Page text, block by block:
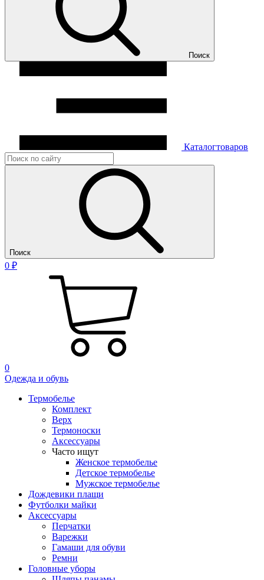
Поиск
Каталогтоваров
Поиск
0 ₽
0
Одежда и обувь
Термобелье
Комплект
Верх
Термоноски
Аксессуары
Часто ищут
Женское термобелье
Детское термобелье
Мужское термобелье
Дождевики плащи
Футболки майки
Аксессуары
Перчатки
Варежки
Гамаши для обуви
Ремни
Головные уборы